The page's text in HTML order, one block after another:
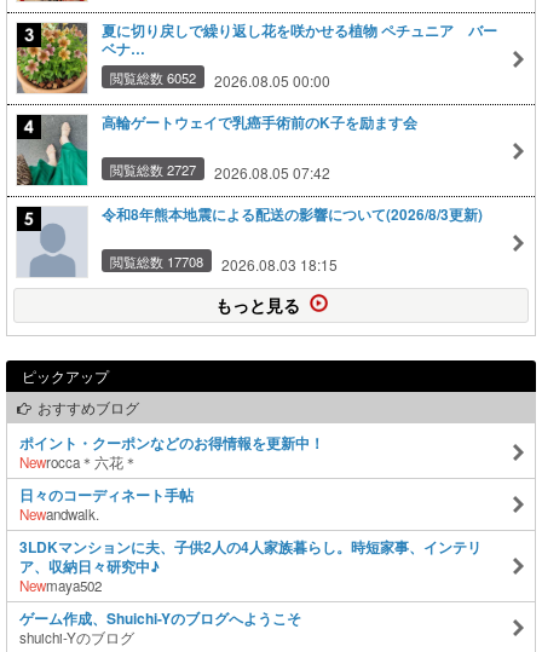
夏に切り戻しで繰り返し花を咲かせる植物 ペチュニア バー
ベナ…
閲覧総数 6052 2026.08.05 00:00
高輪ゲートウェイで乳癌手術前のK子を励ます会
閲覧総数 2727 2026.08.05 07:42
令和8年熊本地震による配送の影響について(2026/8/3更新)
閲覧総数 17708 2026.08.03 18:15
もっと見る
ピックアップ
おすすめブログ
ポイント・クーポンなどのお得情報を更新中！
Newrocca＊六花＊
日々のコーディネート手帖
Newandwalk.
3LDKマンションに夫、子供2人の4人家族暮らし。時短家事、インテリ
ア、収納日々研究中♪
Newmaya502
ゲーム作成、Shuichi-Yのブログへようこそ
shuichi-Yのブログ